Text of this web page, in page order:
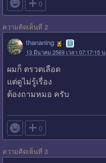
 0
ความคิดเห็นที่ 2
thananing
13 มีนาคม 2569 เวลา 07:17:15 น.
ผมก็ ตรวตเลือด
แต่ดูไม่รู้เรื่อง
ต้องถามหมอ ครับ
 0
ความคิดเห็นที่ 3